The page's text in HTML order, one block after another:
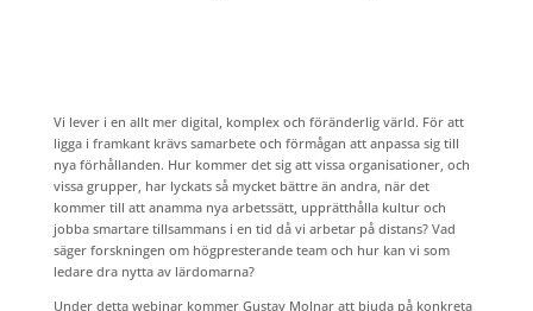
Vi lever i en allt mer digital, komplex och föränderlig värld. För att
ligga i framkant krävs samarbete och förmågan att anpassa sig till
nya förhållanden. Hur kommer det sig att vissa organisationer, och
vissa grupper, har lyckats så mycket bättre än andra, när det
kommer till att anamma nya arbetssätt, upprätthålla kultur och
jobba smartare tillsammans i en tid då vi arbetar på distans? Vad
säger forskningen om högpresterande team och hur kan vi som
ledare dra nytta av lärdomarna?
Under detta webinar kommer Gustav Molnar att bjuda på konkreta